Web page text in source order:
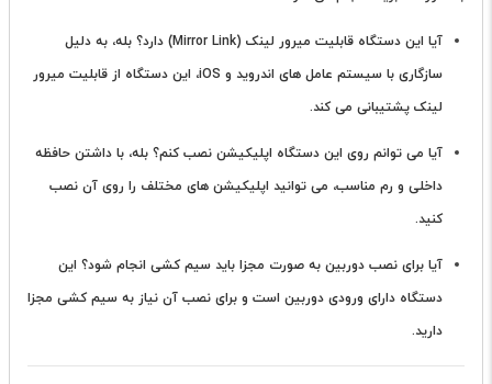
آیا این دستگاه قابلیت میرور لینک (Mirror Link) دارد؟
بله، به دلیل
سازگاری با سیستم عامل های اندروید و iOS، این دستگاه از قابلیت میرور
لینک پشتیبانی می کند.
آیا می توانم روی این دستگاه اپلیکیشن نصب کنم؟ بله، با داشتن حافظه
داخلی و رم مناسب، می توانید اپلیکیشن های مختلف را روی آن نصب
کنید.
آیا برای نصب دوربین به صورت مجزا باید سیم کشی انجام شود؟ این
دستگاه دارای ورودی دوربین است و برای نصب آن نیاز به سیم کشی مجزا
دارید.